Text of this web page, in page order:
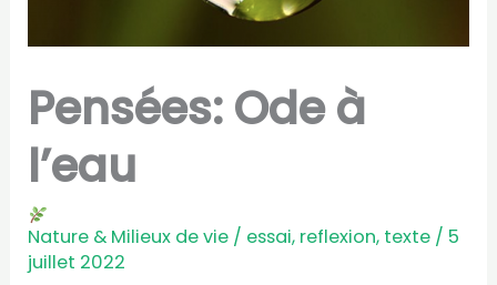
Pensées: Ode à
l’eau
Nature & Milieux de vie / essai, reflexion, texte / 5
juillet 2022